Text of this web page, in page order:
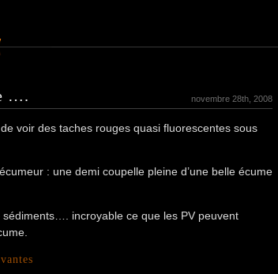
…. novembre 28th, 2008
voir des taches rouges quasi fluorescentes sous
: une demi coupelle pleine d’une belle écume
incroyable ce que les PV peuvent